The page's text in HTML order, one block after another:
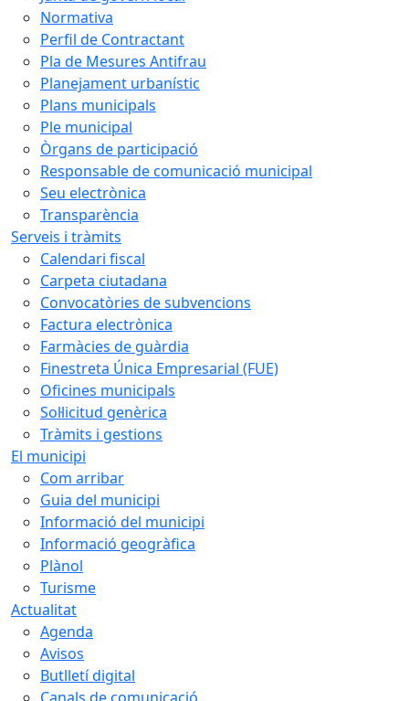
Normativa
Perfil de Contractant
Pla de Mesures Antifrau
Planejament urbanístic
Plans municipals
Ple municipal
Òrgans de participació
Responsable de comunicació municipal
Seu electrònica
Transparència
Serveis i tràmits
Calendari fiscal
Carpeta ciutadana
Convocatòries de subvencions
Factura electrònica
Farmàcies de guàrdia
Finestreta Única Empresarial (FUE)
Oficines municipals
Sol·licitud genèrica
Tràmits i gestions
El municipi
Com arribar
Guia del municipi
Informació del municipi
Informació geogràfica
Plànol
Turisme
Actualitat
Agenda
Avisos
Butlletí digital